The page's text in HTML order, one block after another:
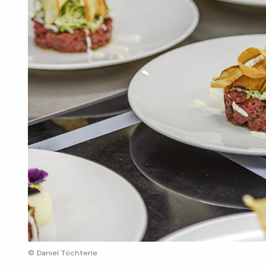
© Daniel Töchterle